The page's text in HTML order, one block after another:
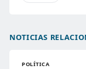
NOTICIAS
POLÍTICA